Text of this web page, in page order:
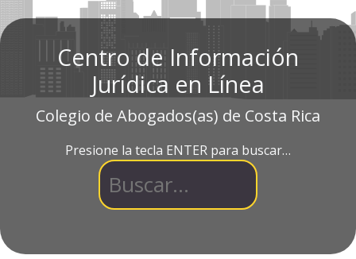
Centro de Información
Jurídica en Línea
Colegio de Abogados(as) de Costa Rica
Presione la tecla ENTER para buscar…